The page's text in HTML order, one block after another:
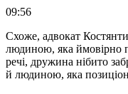
09:56
Схоже, адвокат
людиною, яка ймовірно
речі, дружина нібито
й людиною, яка